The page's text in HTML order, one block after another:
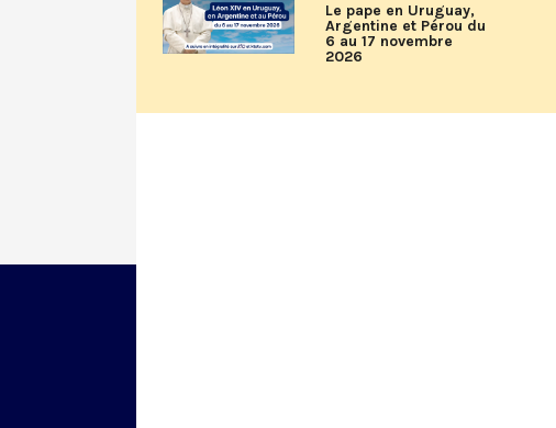
Le pape en Uruguay,
Argentine et Pérou du
6 au 17 novembre
2026